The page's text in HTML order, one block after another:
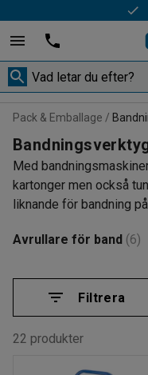
Pack & Emballage
Med
kartonger men också
liknande för bandning
Avrullare för band (6)
Filtrera
22 produkter